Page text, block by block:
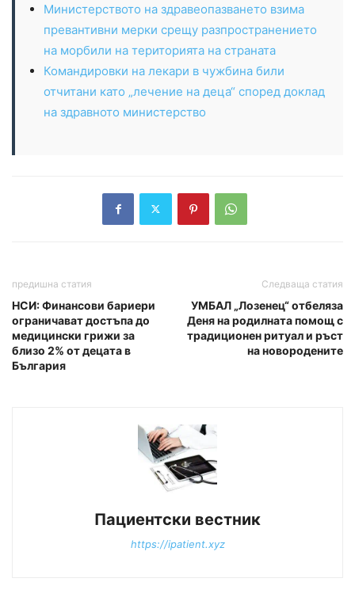
Министерството на здравеопазването взима
превантивни мерки срещу разпространението
на морбили на територията на страната
Командировки на лекари в чужбина били
отчитани като „лечение на деца“ според доклад
на здравното министерство
предишна статия
НСИ: Финансови бариери
ограничават достъпа до
медицински грижи за
близо 2% от децата в
България
Следваща статия
УМБАЛ „Лозенец“ отбеляза
Деня на родилната помощ с
традиционен ритуал и ръст
на новородените
Пациентски вестник
https://ipatient.xyz